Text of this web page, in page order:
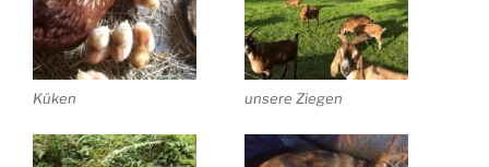
Küken unsere Ziegen